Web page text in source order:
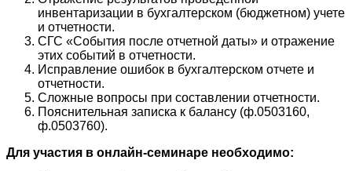
инвентаризации в бухгалтерском (бюджетном) учете
и отчетности.
СГС «События после отчетной даты» и отражение
этих событий в отчетности.
Исправление ошибок в бухгалтерском отчете и
отчетности.
Сложные вопросы при составлении отчетности.
Пояснительная записка к балансу (ф.0503160,
ф.0503760).
Для участия в онлайн-семинаре необходимо: